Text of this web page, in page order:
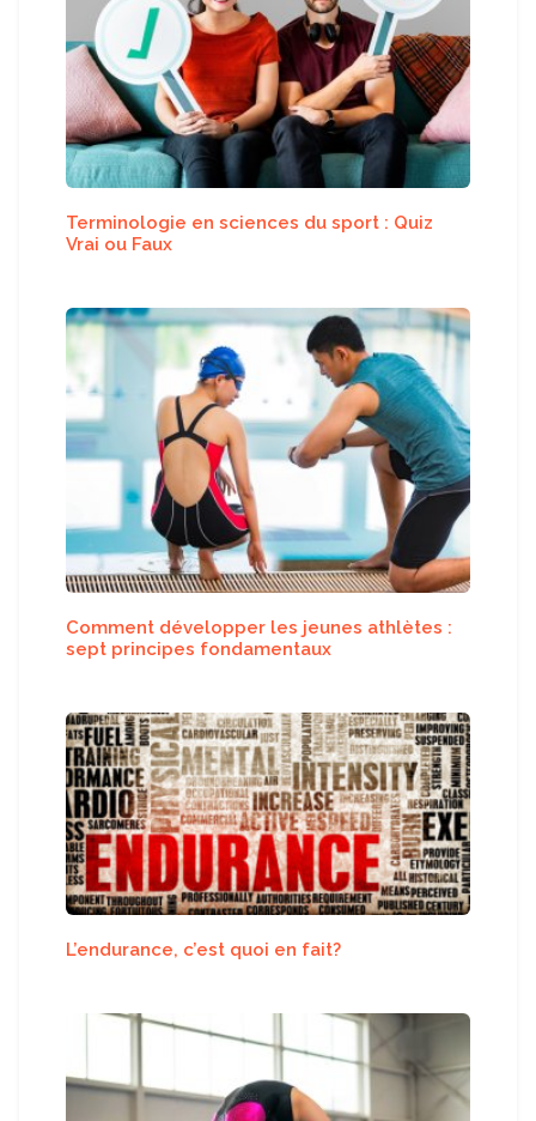
Terminologie en sciences du sport : Quiz
Vrai ou Faux
Comment développer les jeunes athlètes :
sept principes fondamentaux
L’endurance, c’est quoi en fait?